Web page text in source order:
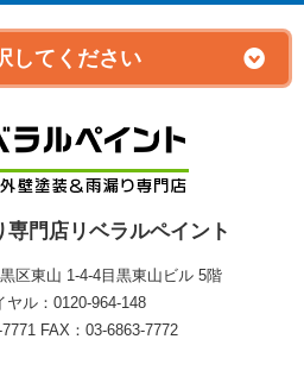
門店リベラルペイント
区東山 1‐4‐4目黒東山ビル 5階
ヤル：0120-964-148
FAX：03-6863-7772